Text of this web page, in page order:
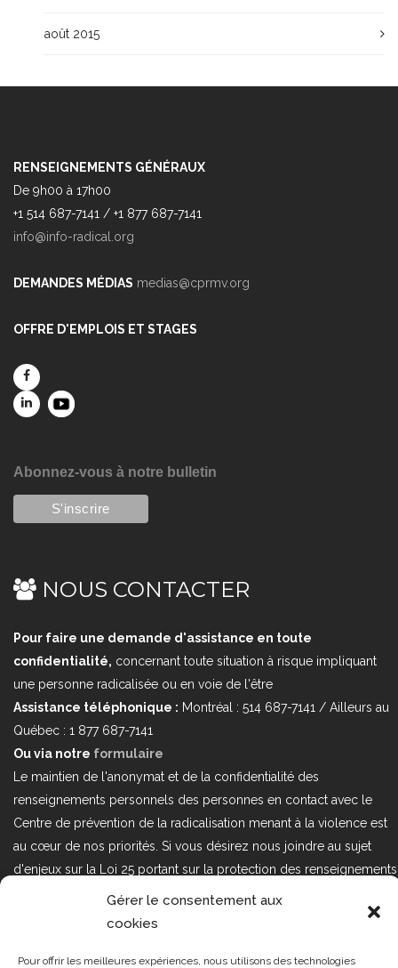
Gérer le consentement aux
cookies
Pour offrir les meilleures expériences, nous utilisons des technologies
août 2015
RENSEIGNEMENTS GÉNÉRAUX
De 9h00 à 17h00
+1 514 687-7141 / +1 877 687-7141
info@info-radical.org
DEMANDES MÉDIAS medias@cprmv.org
OFFRE D'EMPLOIS ET STAGES
Abonnez-vous à notre bulletin
NOUS CONTACTER
Pour faire une demande d'assistance en toute
confidentialité, concernant toute situation à risque impliquant
une personne radicalisée ou en voie de l'être
Assistance téléphonique : Montréal : 514 687-7141 / Ailleurs au
Québec : 1 877 687-7141
Ou via notre formulaire
Le maintien de l'anonymat et de la confidentialité des
renseignements personnels des personnes en contact avec le
Centre de prévention de la radicalisation menant à la violence est
au cœur de nos priorités. Si vous désirez nous joindre au sujet
d'enjeux sur la Loi 25 portant sur la protection des renseignements
personnels dans le secteur privé, veuillez communiquer avec
nous à l'adresse courriel suivant : loi25@cprmv.org Pour en savoir